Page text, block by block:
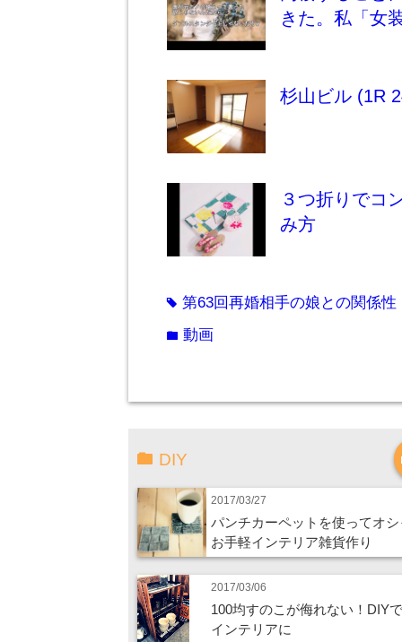
きた。私「女
杉山ビル (1R
３つ折りでコ
み方
tag 第63回再婚相手の娘との関係性
folder 動画
DIY
2017/03/27
パンチカーペットを使ってオシ
お手軽インテリア雑貨作り
2017/03/06
100均すのこが侮れない！DIY
インテリアに